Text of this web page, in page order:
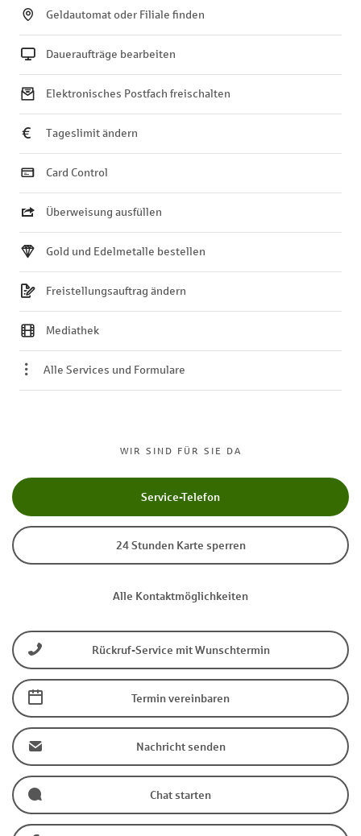
WIR SIND FÜR SIE DA
Service-Telefon
24 Stunden Karte sperren
Alle Kontaktmöglichkeiten
Rückruf-Service mit Wunschtermin
Termin vereinbaren
Nachricht senden
Chat starten
Geldautomat oder Filiale finden
Daueraufträge bearbeiten
Elektronisches Postfach freischalten
Tageslimit ändern
Card Control
Überweisung ausfüllen
Gold und Edelmetalle bestellen
Freistellungsauftrag ändern
Mediathek
Alle Services und Formulare